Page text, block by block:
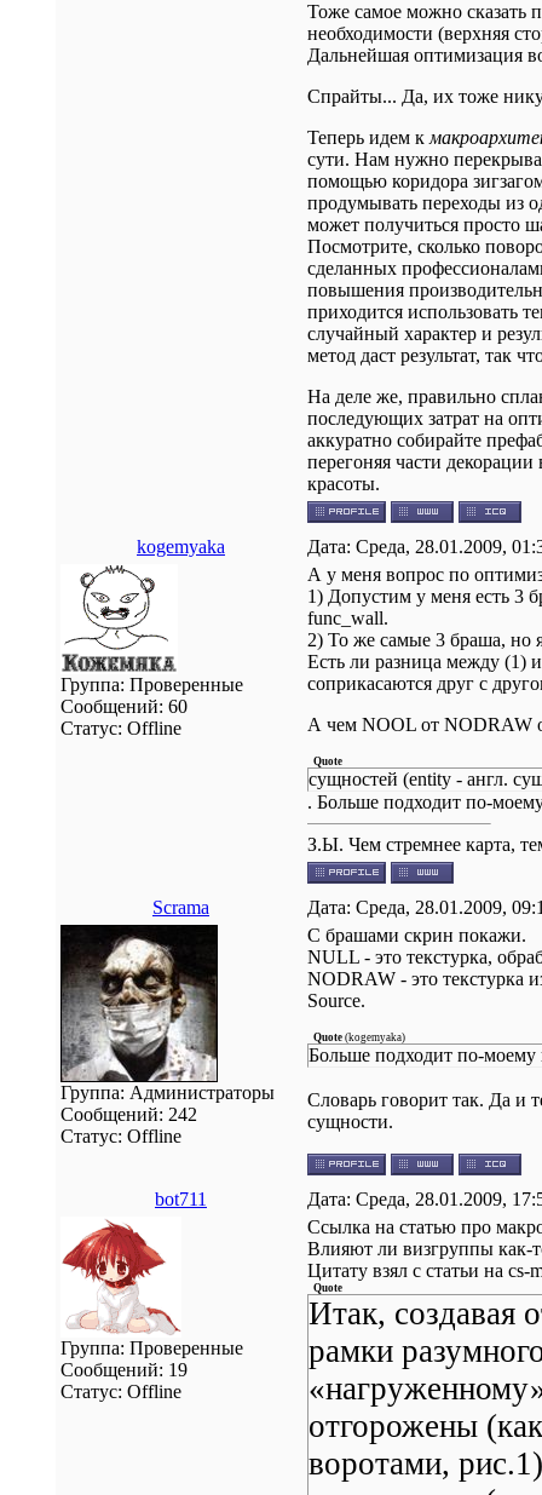
Тоже самое можно сказать
необходимости (верхняя
Дальнейшая оптимизация
Спрайты... Да, их тоже
Теперь идем к
сути. Нам нужно
помощью коридора
продумывать переходы из
может получиться просто
Посмотрите, сколько
сделанных
повышения
приходится использовать
случайный характер и
метод даст результат, так
На деле же, правильно
последующих затрат на
аккуратно собирайте
перегоняя части
красоты.
kogemyaka Дата: Среда, 28.01.2009,
Группа: Проверенные
Сообщений: 60
Статус: Offline
А у меня вопрос по
1) Допустим у меня есть 3
func_wall.
2) То же самые 3 браша, но
Есть ли разница между (1)
соприкасаются друг с
А чем NOOL от NODRAW
Quote
сущностей (entity - англ.
. Больше подходит по-
З.Ы. Чем стремнее карта,
Scrama Дата: Среда, 28.01.2009,
Группа: Администраторы
Сообщений: 242
Статус: Offline
С брашами скрин покажи.
NULL - это текстурка,
NODRAW - это текстурка
Source.
Quote (kogemyaka)
Больше подходит по-моему
Словарь говорит так. Да и
сущности.
bot711 Дата: Среда, 28.01.2009,
Группа: Проверенные
Сообщений: 19
Статус: Offline
Ссылка на статью про
Влияют ли визгруппы как-
Цитату взял с статьи на сs-
Quote
Итак, создавая
рамки
отгорожены
воротами,